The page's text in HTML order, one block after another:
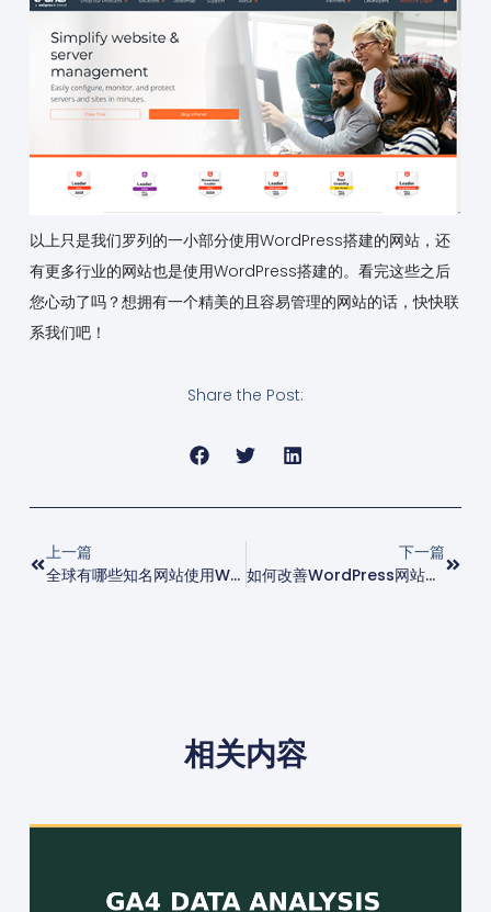
以上只是我们罗列的一小部分使用WordPress搭建的网站，还
有更多行业的网站也是使用WordPress搭建的。看完这些之后
您心动了吗？想拥有一个精美的且容易管理的网站的话，快快联
系我们吧！
Share the Post:
上一篇
全球有哪些知名网站使用WordPress搭建？100+WordPress建站实例(一)
下一篇
如何改善WordPress网站首次加载时间
相关内容